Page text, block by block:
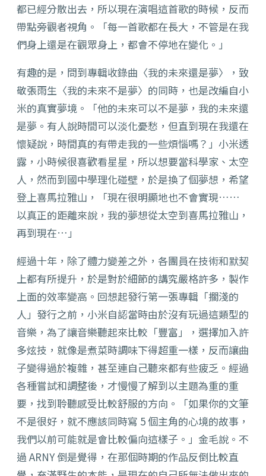
都已經分散出去，所以現在演唱這首歌的時候，反而
帶點旁觀者視角。「每一首歌都在長大，不管是在我
們身上還是在觀眾身上，都會不停地在變化。」
有趣的是，問到專輯收錄曲〈我的未來還是夢〉，致
敬張雨生〈我的未來不是夢〉的同時，也是改編自小
米的真實夢境。「他的未來可以不是夢，我的未來還
是夢。有人說時間可以淡化憂愁，但直到現在我還在
懷疑說，時間真的有帶走我的一些煩惱嗎？」小米透
露，小時候很喜歡看星星，所以想要當科學家、太空
人，然而到國中學理化碰壁，於是換了個夢想，希望
登上喜馬拉雅山，「現在很明顯地也不會實現……
以真正的距離來說，我的夢想從太空到喜馬拉雅山，
再到現在…」
經過十年，除了體力變差之外，各團員在技術和默契
上都有所提升，於是對於細節的講究嚴格許多，製作
上面的效率變高。回想起發行第一張專輯「擱淺的
人」發行之前，小米自認當時由於沒有玩過這類型的
音樂，為了讓音樂聽起來比較「豐富」，選擇加入許
多炫技，就像是煮菜時調味下得超重一樣，反而讓曲
子變得過於複雜，甚至連自己聽來都有些疲乏。經過
各種嘗試和調整後，才慢慢了解到以主題為重的重
要，找到聆聽感受比較舒服的方向。「如果你的文筆
不是很好，就不應該同時寫 5 個主角的心境的故事，
我們以前可能就是會比較偏向這樣子。」金毛說。不
過 ARNY 倒是覺得，在那個時期的作品反倒比較直